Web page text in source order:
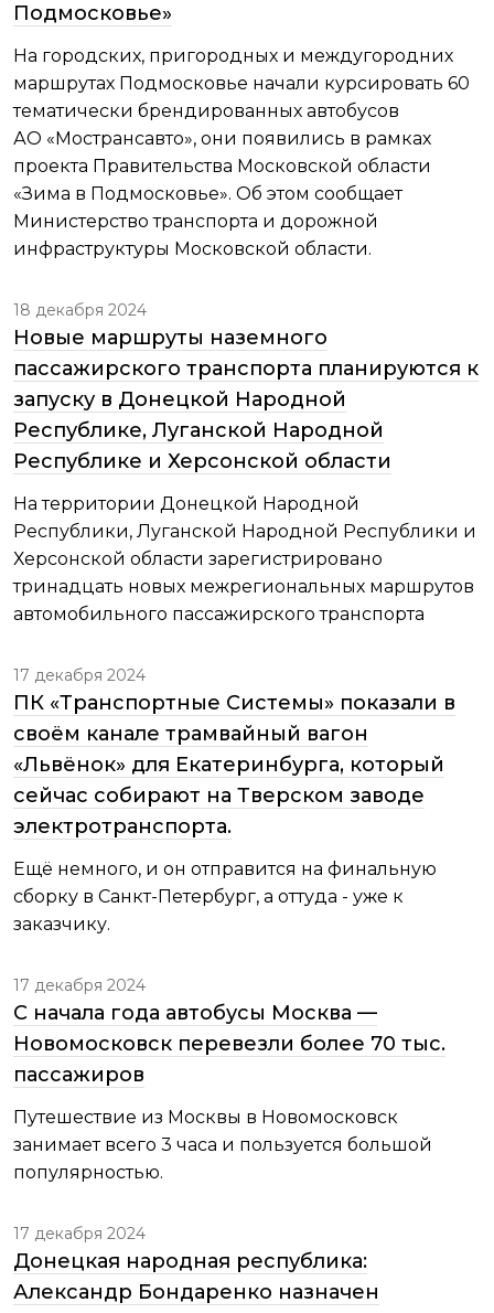
Подмосковье»
На городских, пригородных и междугородних
маршрутах Подмосковье начали курсировать 60
тематически брендированных автобусов
АО «Мострансавто», они появились в рамках
проекта Правительства Московской области
«Зима в Подмосковье». Об этом сообщает
Министерство транспорта и дорожной
инфраструктуры Московской области.
18 декабря 2024
Новые маршруты наземного
пассажирского транспорта планируются к
запуску в Донецкой Народной
Республике, Луганской Народной
Республике и Херсонской области
На территории Донецкой Народной
Республики, Луганской Народной Республики и
Херсонской области зарегистрировано
тринадцать новых межрегиональных маршрутов
автомобильного пассажирского транспорта
17 декабря 2024
ПК «Транспортные Системы» показали в
своём канале трамвайный вагон
«Львёнок» для Екатеринбурга, который
сейчас собирают на Тверском заводе
электротранспорта.
Ещё немного, и он отправится на финальную
сборку в Санкт-Петербург, а оттуда - уже к
заказчику.
17 декабря 2024
С начала года автобусы Москва —
Новомосковск перевезли более 70 тыс.
пассажиров
Путешествие из Москвы в Новомосковск
занимает всего 3 часа и пользуется большой
популярностью.
17 декабря 2024
Донецкая народная республика:
Александр Бондаренко назначен